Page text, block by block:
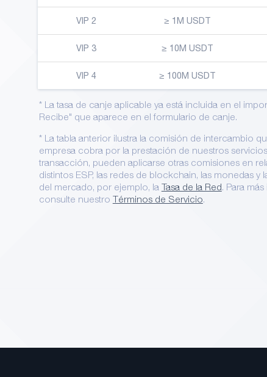
VIP 2 ≥ 1M USDT
VIP 3 ≥ 10M USDT
VIP 4 ≥ 100M USDT
* La tasa de canje aplicable ya está incluida en el
Recibe" que aparece en el formulario de canje.
* La tabla anterior ilustra la comisión de intercambio
empresa cobra por la prestación de nuestros
transacción, pueden aplicarse otras comisiones en
distintos ESP, las redes de blockchain, las monedas y
del mercado, por ejemplo, la Tasa de la Red. Para
consulte nuestro Términos de Servicio.